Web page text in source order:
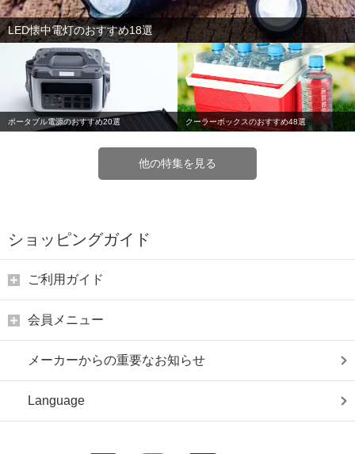
LED懐中電灯のおすすめ18選
ポータブル電源のおすすめ20選 クーラーボックスのおすすめ48選
他の特集を見る
ショッピングガイド
ご利用ガイド
会員メニュー
メーカーからの重要なお知らせ
Language